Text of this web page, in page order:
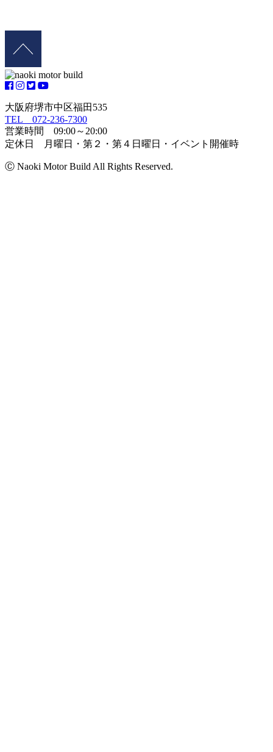
大阪府堺市中区福田535
TEL 072-236-7300
営業時間 09:00～20:00
定休日 月曜日・第２・第４日曜日・イベント開催時
Ⓒ Naoki Motor Build All Rights Reserved.